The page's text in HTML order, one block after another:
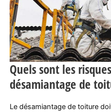
Quels sont les
désamiantage de
Le désamiantage de toiture